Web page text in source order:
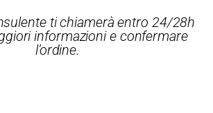
ti chiamerà entro 24/28h
informazioni e confermare
l’ordine.